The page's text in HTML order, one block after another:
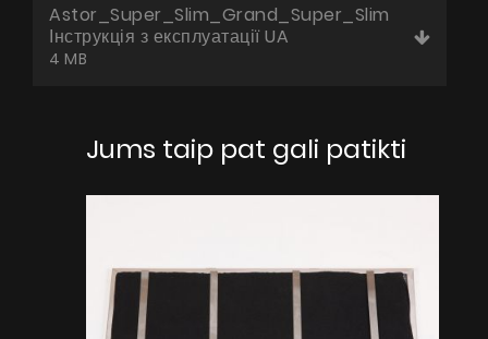
Astor_Super_Slim_Grand_Super_Slim
Інструкція з експлуатації UA
4 MB
Jums taip pat gali patikti